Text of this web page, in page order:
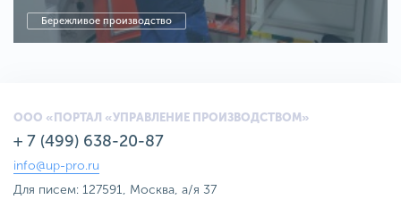
Бережливое производство
ООО «ПОРТАЛ «УПРАВЛЕНИЕ ПРОИЗВОДСТВОМ»
+ 7 (499) 638-20-87
info@up-pro.ru
Для писем: 127591, Москва, а/я 37